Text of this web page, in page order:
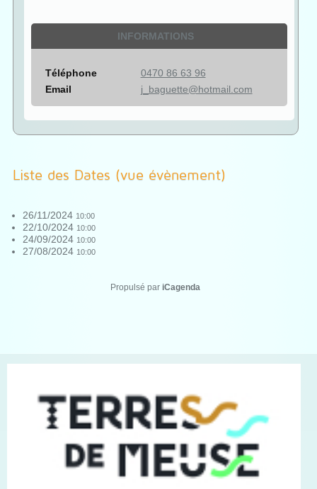
INFORMATIONS
Téléphone
0470 86 63 96
Email
j_baguette@hotmail.com
Liste des Dates (vue évènement)
26/11/2024 10:00
22/10/2024 10:00
24/09/2024 10:00
27/08/2024 10:00
Propulsé par iCagenda